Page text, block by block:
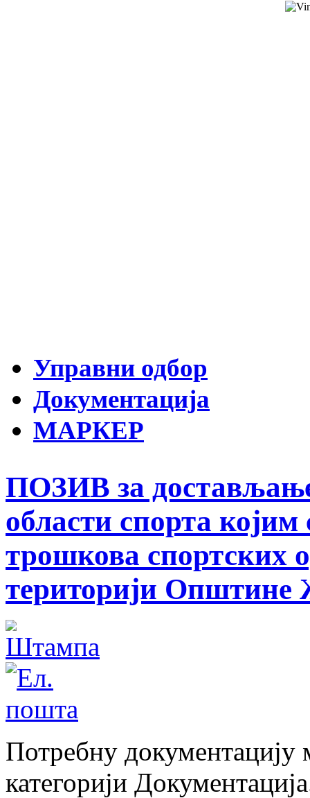
Управни одбор
Документација
МАРКЕР
ПОЗИВ за
области спорта
трошкова спортских
територији Општине
Потребну документацију
категорији